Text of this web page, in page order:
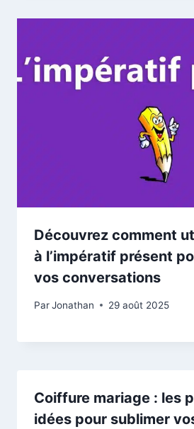
Découvrez comment
à l’impératif présent
vos conversations
ParJonathan 29 août 2025
Coiffure mariage : les
idées pour sublimer